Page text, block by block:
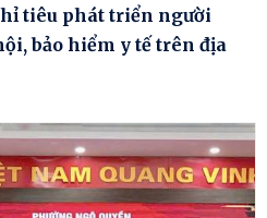
tiêu phát triển người
bảo hiểm y tế trên địa